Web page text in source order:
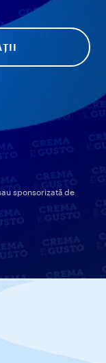
sponsorizată de